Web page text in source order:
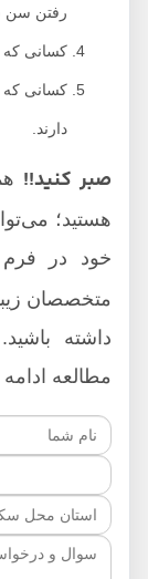
رفتن سن
کسانی که
کسانی که
دارند.
صبر کنید!!همین
هستید؛
خود در فرم
متخصصان
داشته باشید.
مطالعه ادامه